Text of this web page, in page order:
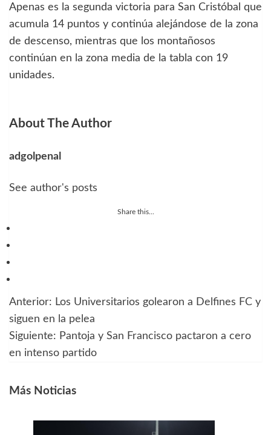
Apenas es la segunda victoria para San Cristóbal que
acumula 14 puntos y continúa alejándose de la zona
de descenso, mientras que los montañosos
continúan en la zona media de la tabla con 19
unidades.
About The Author
adgolpenal
See author's posts
Share this...
Navegación
de
entradas
Anterior: Los Universitarios golearon a Delfines FC y
siguen en la pelea
Siguiente: Pantoja y San Francisco pactaron a cero
en intenso partido
Más Noticias